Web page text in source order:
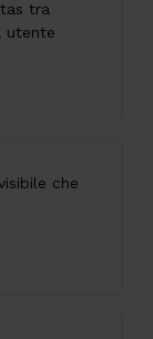
tra
utente
che